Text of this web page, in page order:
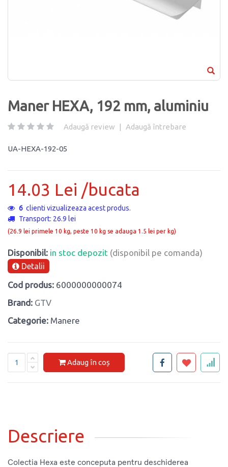
Maner HEXA, 192 mm, aluminiu
Adaugă review | Adaugă întrebare
UA-HEXA-192-05
14.03 Lei /bucata
6 clienti vizualizeaza acest produs.
Transport: 26.9 lei
(26.9 lei primele 10 kg, peste 10 kg se adauga 1.5 lei per kg)
Disponibil: in stoc depozit (disponibil pe comanda)
Detalii
Cod produs: 6000000000074
Brand: GTV
Categorie: Manere
Adaug în coș
Descriere
Colectia Hexa este conceputa pentru deschiderea